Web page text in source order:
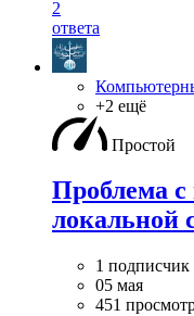
2
ответа
+2 ещё
Простой
Проблема с
локальной
1 подписчик
05 мая
451